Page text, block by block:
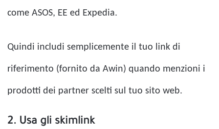
come ASOS, EE ed Expedia.
Quindi includi semplicemente il tuo link di
riferimento (fornito da Awin) quando menzioni i
prodotti dei partner scelti sul tuo sito web.
2. Usa gli skimlink